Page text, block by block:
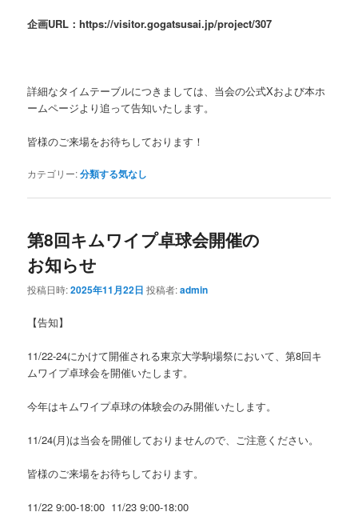
企画URL：https://visitor.gogatsusai.jp/project/307
詳細なタイムテーブルにつきましては、当会の公式Xおよび本ホ
ームページより追って告知いたします。
皆様のご来場をお待ちしております！
カテゴリー:分類する気なし
第8回キムワイプ卓球会開催の
お知らせ
投稿日時:2025年11月22日 投稿者:admin
【告知】
11/22-24にかけて開催される東京大学駒場祭において、第8回キ
ムワイプ卓球会を開催いたします。
今年はキムワイプ卓球の体験会のみ開催いたします。
11/24(月)は当会を開催しておりませんので、ご注意ください。
皆様のご来場をお待ちしております。
11/22 9:00-18:00 11/23 9:00-18:00